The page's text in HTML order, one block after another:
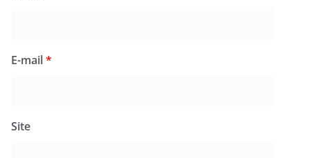
E-mail*
Site